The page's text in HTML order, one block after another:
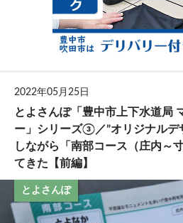
2022年05月25日
とよさんぽ「豊中市上下水道局
ー」シリーズ③／”オリジナルデ
しながら「南部コース（庄内～
てきた【前編】
とよさんぽ